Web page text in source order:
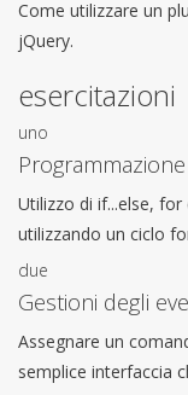
Come utilizzare un
jQuery.
esercitazioni
uno
Utilizzo di if...else,
utilizzando un ciclo
due
Gestioni degli
Assegnare un
semplice interfaccia